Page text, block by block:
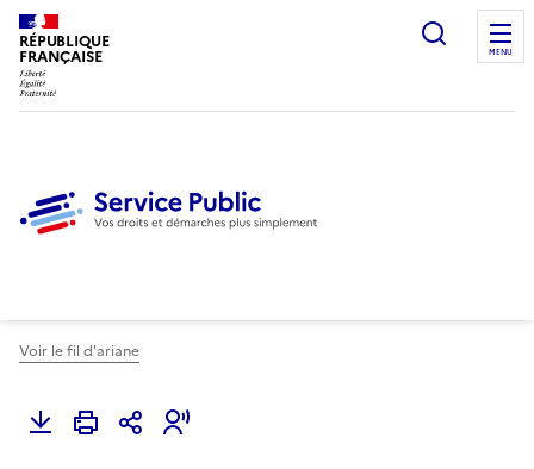
RÉPUBLIQUE
FRANÇAISE
Ouvrir
MENU
Voir le fil d'ariane